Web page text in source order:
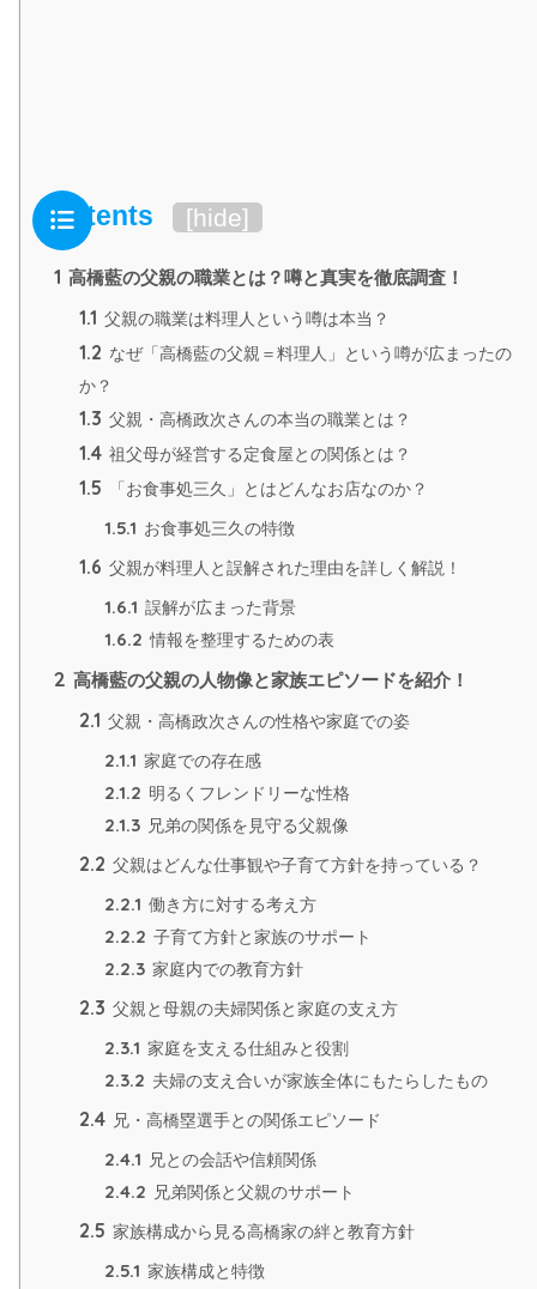
Contents [hide]
1 高橋藍の父親の職業とは？噂と真実を徹底調査！
1.1 父親の職業は料理人という噂は本当？
1.2 なぜ「高橋藍の父親＝料理人」という噂が広まったの
か？
1.3 父親・高橋政次さんの本当の職業とは？
1.4 祖父母が経営する定食屋との関係とは？
1.5 「お食事処三久」とはどんなお店なのか？
1.5.1 お食事処三久の特徴
1.6 父親が料理人と誤解された理由を詳しく解説！
1.6.1 誤解が広まった背景
1.6.2 情報を整理するための表
2 高橋藍の父親の人物像と家族エピソードを紹介！
2.1 父親・高橋政次さんの性格や家庭での姿
2.1.1 家庭での存在感
2.1.2 明るくフレンドリーな性格
2.1.3 兄弟の関係を見守る父親像
2.2 父親はどんな仕事観や子育て方針を持っている？
2.2.1 働き方に対する考え方
2.2.2 子育て方針と家族のサポート
2.2.3 家庭内での教育方針
2.3 父親と母親の夫婦関係と家庭の支え方
2.3.1 家庭を支える仕組みと役割
2.3.2 夫婦の支え合いが家族全体にもたらしたもの
2.4 兄・高橋塁選手との関係エピソード
2.4.1 兄との会話や信頼関係
2.4.2 兄弟関係と父親のサポート
2.5 家族構成から見る高橋家の絆と教育方針
2.5.1 家族構成と特徴